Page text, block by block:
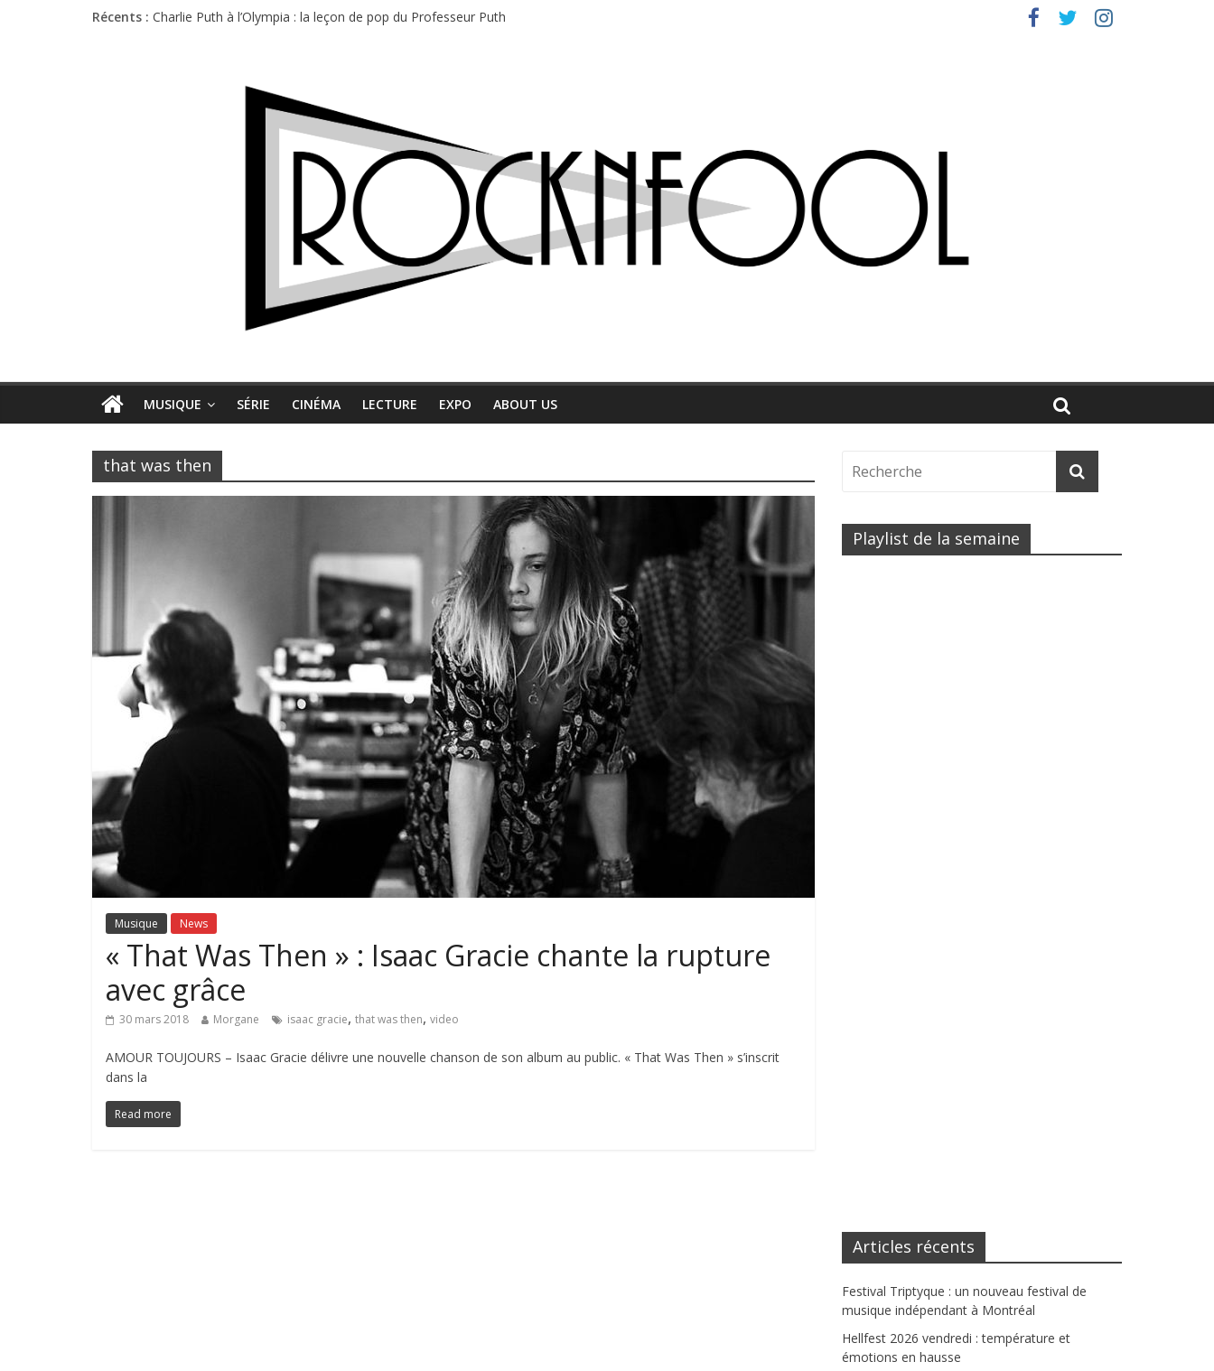
Récents : Charlie Puth à l’Olympia : la leçon de pop du Professeur Puth
Première édition du Midgard Festival : entre bière, métal et tatouages
MUSIQUE SÉRIE CINÉMA LECTURE EXPO ABOUT US
that was then
Musique News
« That Was Then » : Isaac Gracie chante la rupture
avec grâce
30 mars 2018 Morgane isaac gracie, that was then, video
AMOUR TOUJOURS – Isaac Gracie délivre une nouvelle chanson de son album au public. « That Was Then » s’inscrit
dans la
Read more
Playlist de la semaine
Articles récents
Festival Triptyque : un nouveau festival de
musique indépendant à Montréal
Hellfest 2026 vendredi : température et
émotions en hausse